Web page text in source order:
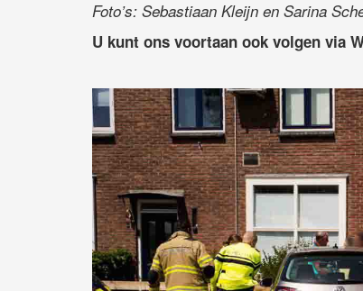
Foto’s: Sebastiaan Kleijn en Sarina
U kunt ons voortaan ook volgen via